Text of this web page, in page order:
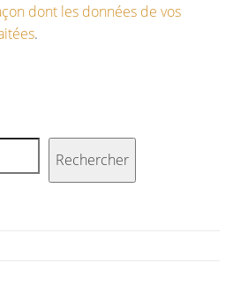
dont les données de vos
.
Rechercher